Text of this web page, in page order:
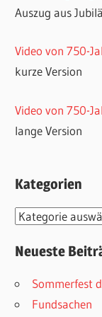
Auszug aus
Video von 750-
kurze Version
Video von 750-
lange Version
Kategorien
Kategorien
Neueste
Sommerfest
Fundsachen